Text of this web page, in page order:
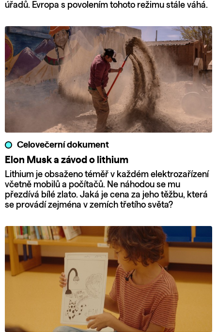
úřadů. Evropa s povolením tohoto režimu stále váhá.
Celovečerní dokument
Elon Musk a závod o lithium
Lithium je obsaženo téměř v každém elektrozařízení
včetně mobilů a počítačů. Ne náhodou se mu
přezdívá bílé zlato. Jaká je cena za jeho těžbu, která
se provádí zejména v zemích třetího světa?